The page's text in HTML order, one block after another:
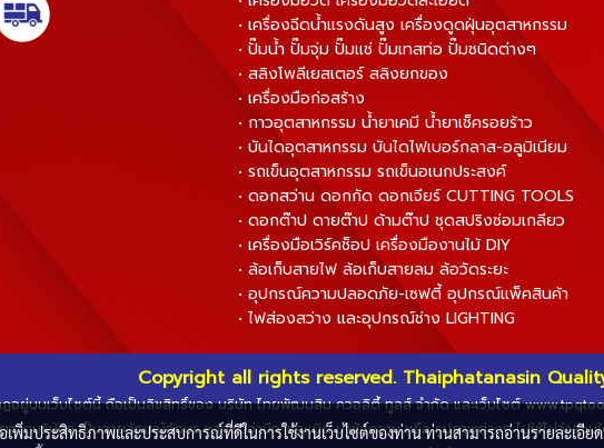
• เครื่องฉีดน้ำแรงดันสูง เครื่องดูดฝุ่นอุตสาหกรรม
• ปั๊มน้ำ ปั๊มจุ่ม ปั๊มแช่ ปั๊มเทสท่อ ปั๊มชนิดต่างๆ
• สลิงโพลีเยสเตอร์ สลิงยกของ
• เครื่องมือก่อสร้าง
• กาวอุตสาหกรรม น้ำยาเคมี น้ำยาเช็ครอยร้าว
• บันไดอุตสาหกรรม บันไดไฟเบอร์กลาส-อลูมิเนียม
• รถเข็นอุตสาหกรรม รถเข็นอเนกประสงค์
• ดอกสว่าน ดอกกัด ดอกเจียร์ CUTTING TOOLS
• ดอกต๊าป ดายต๊าป ด้ามต๊าป ชุดสปริงซ่อมเกลียว
• เครื่องมือเวิร์คช็อป เครื่องมืองานไม้ DIY
• ล้อเก็บสายไฟ ล้อเก็บสายลม ล้อวัดระยะ
• อุปกรณ์ความปลอดภัย-เซฟตี้ อุปกรณ์แพ็คสินค้า
• ไฟส่องสว่าง และอุปกรณ์ช่าง LIGHTING
Copyright all rights reserved. Thaiphatanasin
อยู่บนเว็บไซต์นี้ ถือเป็นลิขสิทธิ์ของ บริษัท ไทยพัฒนสิน ควอลิตี้ ทูลส์ จำกัด และเว็บไซต์
จากบริษัทฯ เป็นลายลักษณ์อักษร หากพบว่ามีการละเมิด นำข้อความ หรือ รูปภาพต่างๆ ไปใช้ไม่ว่าส่
เพิ่มประสิทธิภาพและประสบการณ์ที่ดีในการใช้งานเว็บไซต์ของท่าน ท่านสามารถอ่านรายละเอีย